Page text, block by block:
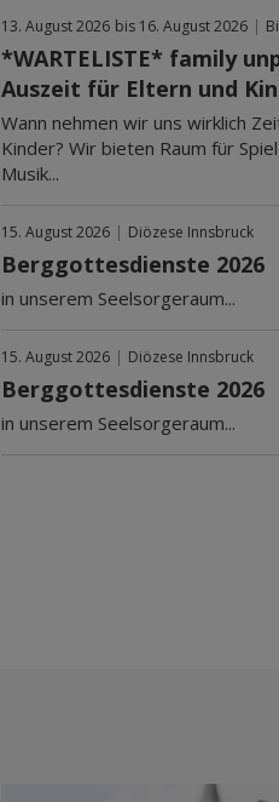
13. August 2026 bis 16. August 2026 |
*WARTELISTE* family
Auszeit für Eltern und
Wann nehmen wir uns wirklich
Kinder? Wir bieten Raum für
Musik...
15. August 2026 | Diözese Innsbruck
Berggottesdienste 2026
in unserem Seelsorgeraum...
15. August 2026 | Diözese Innsbruck
Berggottesdienste 2026
in unserem Seelsorgeraum...